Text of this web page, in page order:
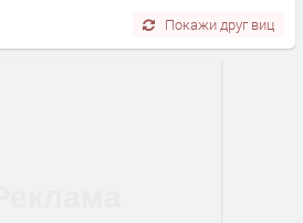
Покажи друг виц